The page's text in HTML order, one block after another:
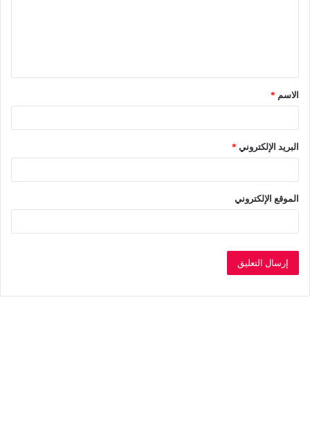
ق
*الاسم *
البريد الإلكتروني *
الموقع الإلكتروني